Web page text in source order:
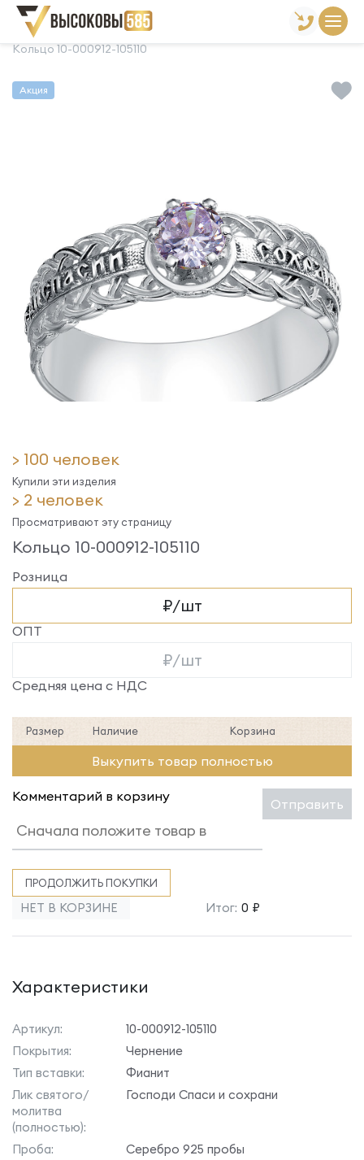
Главная Склад готовой продукции
Кольцо 10-000912-105110
Акция
> 100 человек
Купили эти изделия
> 2 человек
Просматривают эту страницу
Кольцо 10-000912-105110
Розница
₽/шт
ОПТ
₽/шт
Средняя цена с НДС
Размер Наличие Корзина
Выкупить товар полностью
Комментарий в корзину Отправить
ПРОДОЛЖИТЬ ПОКУПКИ
НЕТ В КОРЗИНЕ Итог: 0 ₽
Характеристики
Артикул:
10-000912-105110
Покрытия:
Чернение
Тип вставки:
Фианит
Лик святого/
молитва
(полностью):
Господи Спаси и сохрани
Проба:
Серебро 925 пробы